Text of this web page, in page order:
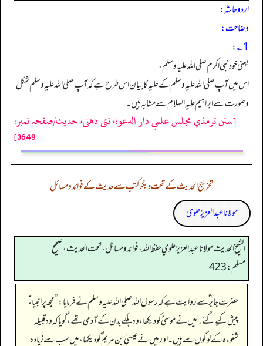
اردو حاشہ:
وضاحت:
1؎:
یعنی خود نبی اکرم صلی اللہ علیہ وسلم ،
اس میں آپ صلی اللہ علیہ وسلم کے حلیہ کا بیان اس طرح ہے کہ آپ صلی اللہ علیہ وسلم شکل
وصورت سے ابراہیم علیہ السلام سے مشابہ ہیں۔
[سنن ترمذي مجلس علمي دار الدعوة، نئى دهلى، حدیث/صفحہ نمبر:
3649]
تخریج الحدیث کے تحت دیگر کتب سے حدیث کے فوائد و مسائل
مولانا عبد العزیز علوی
الشيخ الحديث مولانا عبدالعزيز علوي حفظ الله، فوائد و مسائل، تحت الحديث ، صحيح
مسلم: 423
حضرت جابر ؓ سے روایت ہے کہ رسول اللہ صلی اللہ علیہ وسلم نے فرمایا:”مجھ پر انبیاءؑ
پیش کیے گئے۔ میں نے موسیٰؑ کو دیکھا، وہ ہلکے بدن کے آدمی تھے، گویا کہ وہ قبیلہ
شنوءہ کے لوگوں سے ہیں۔ اور میں نےعیسیٰ بن مریم ؑ کو دیکھا، میں سب سے زیادہ